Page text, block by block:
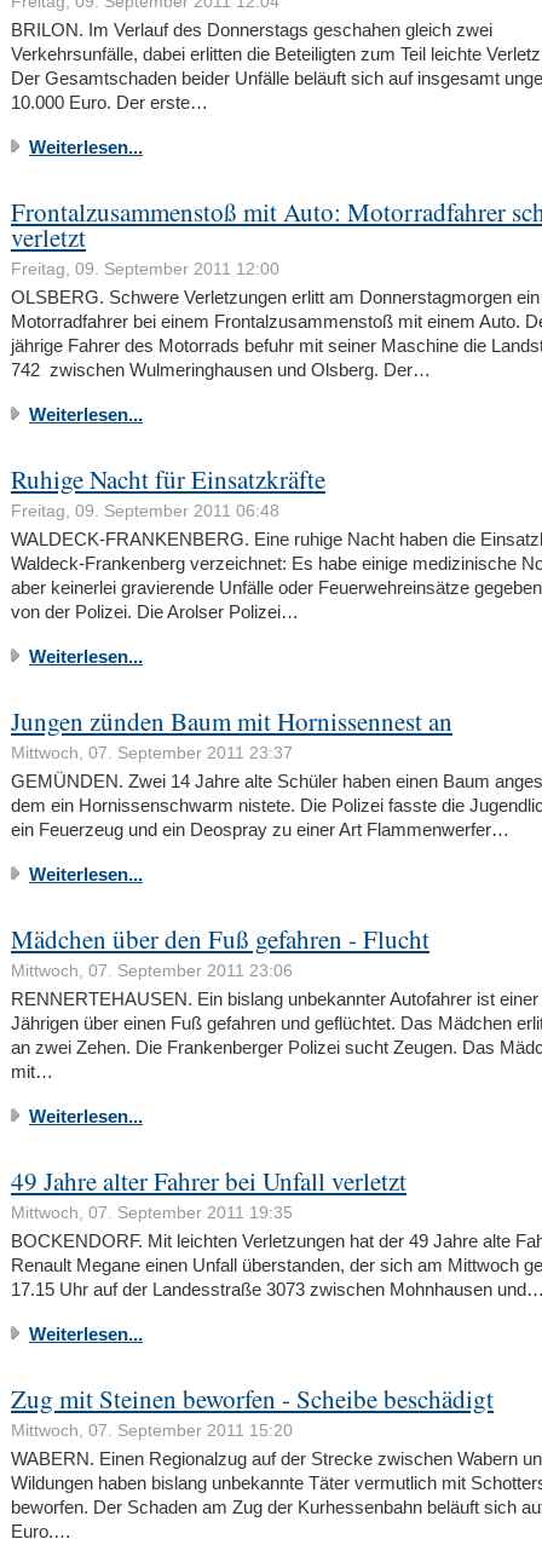
BRILON. Im Verlauf des Donnerstags geschahen gleich zwei
Verkehrsunfälle, dabei erlitten die Beteiligten zum Teil leichte
Der Gesamtschaden beider Unfälle beläuft sich auf insgesamt
10.000 Euro. Der erste…
Weiterlesen...
Frontalzusammenstoß mit Auto: Motorradfahrer
verletzt
Freitag, 09. September 2011 12:00
OLSBERG. Schwere Verletzungen erlitt am Donnerstagmorgen ein
Motorradfahrer bei einem Frontalzusammenstoß mit einem Auto.
jährige Fahrer des Motorrads befuhr mit seiner Maschine die
742 zwischen Wulmeringhausen und Olsberg. Der…
Weiterlesen...
Ruhige Nacht für Einsatzkräfte
Freitag, 09. September 2011 06:48
WALDECK-FRANKENBERG. Eine ruhige Nacht haben die
Waldeck-Frankenberg verzeichnet: Es habe einige medizinische
aber keinerlei gravierende Unfälle oder Feuerwehreinsätze
von der Polizei. Die Arolser Polizei…
Weiterlesen...
Jungen zünden Baum mit Hornissennest an
Mittwoch, 07. September 2011 23:37
GEMÜNDEN. Zwei 14 Jahre alte Schüler haben einen Baum
dem ein Hornissenschwarm nistete. Die Polizei fasste die
ein Feuerzeug und ein Deospray zu einer Art Flammenwerfer…
Weiterlesen...
Mädchen über den Fuß gefahren - Flucht
Mittwoch, 07. September 2011 23:06
RENNERTEHAUSEN. Ein bislang unbekannter Autofahrer ist einer
Jährigen über einen Fuß gefahren und geflüchtet. Das Mädchen
an zwei Zehen. Die Frankenberger Polizei sucht Zeugen. Das
mit…
Weiterlesen...
49 Jahre alter Fahrer bei Unfall verletzt
Mittwoch, 07. September 2011 19:35
BOCKENDORF. Mit leichten Verletzungen hat der 49 Jahre alte
Renault Megane einen Unfall überstanden, der sich am Mittwoch
17.15 Uhr auf der Landesstraße 3073 zwischen Mohnhausen
Weiterlesen...
Zug mit Steinen beworfen - Scheibe beschädigt
Mittwoch, 07. September 2011 15:20
WABERN. Einen Regionalzug auf der Strecke zwischen Wabern
Wildungen haben bislang unbekannte Täter vermutlich mit
beworfen. Der Schaden am Zug der Kurhessenbahn beläuft sich
Euro.…